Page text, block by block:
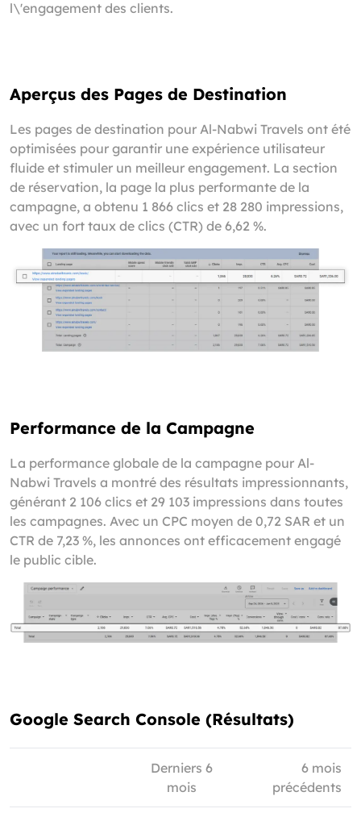
l\'engagement des clients.
Aperçus des Pages de Destination
Les pages de destination pour Al-Nabwi Travels ont été
optimisées pour garantir une expérience utilisateur
fluide et stimuler un meilleur engagement. La section
de réservation, la page la plus performante de la
campagne, a obtenu 1 866 clics et 28 280 impressions,
avec un fort taux de clics (CTR) de 6,62 %.
Performance de la Campagne
La performance globale de la campagne pour Al-
Nabwi Travels a montré des résultats impressionnants,
générant 2 106 clics et 29 103 impressions dans toutes
les campagnes. Avec un CPC moyen de 0,72 SAR et un
CTR de 7,23 %, les annonces ont efficacement engagé
le public cible.
Google Search Console (Résultats)
Derniers 6
mois
6 mois
précédents